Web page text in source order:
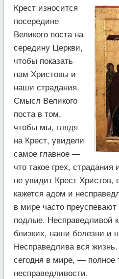
Крест износится
посередине
Великого поста на
середину Церкви,
чтобы показать
нам Христовы и
наши страдания.
Смысл Великого
поста в том,
чтобы мы, глядя
на Крест, увидели
самое главное —
что такое грех,
не увидит Крест Христов,
кажется адом и
в мире часто
подлые. Несправедливой
близких, наши болезни и
Несправедлива вся
сегодня в мире, — полное
несправедливости.